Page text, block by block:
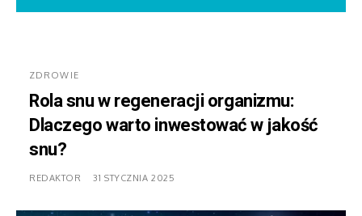
ZDROWIE
Rola snu w regeneracji organizmu:
Dlaczego warto inwestować w jakość
snu?
REDAKTOR 31 STYCZNIA 2025